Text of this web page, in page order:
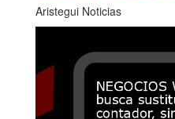
Aristegui Noticias